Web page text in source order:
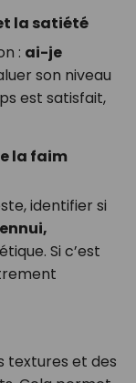
la satiété
: ai-je
son niveau
est satisfait,
la faim
identifier si
Si c’est
textures et des